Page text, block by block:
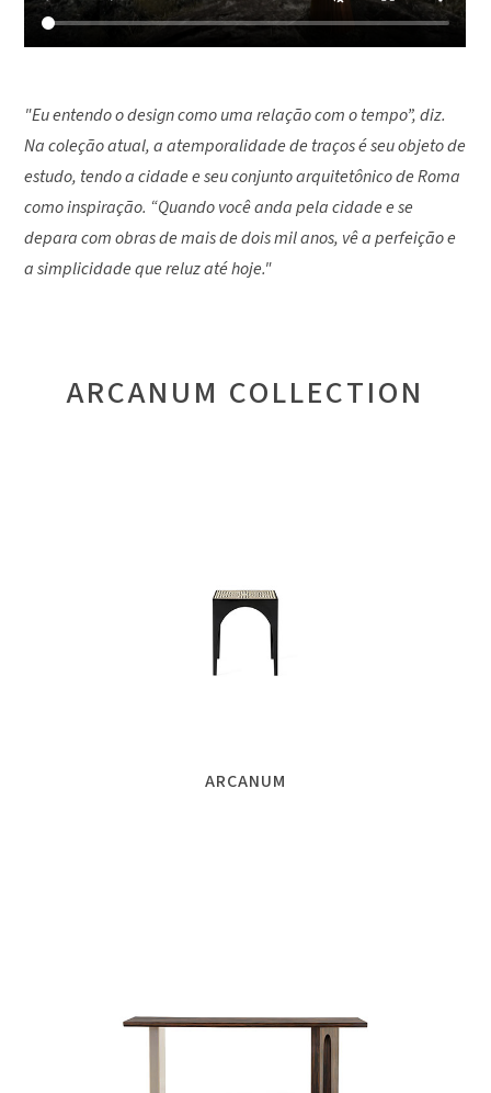
"Eu entendo o design como uma relação com o tempo”, diz.
Na coleção atual, a atemporalidade de traços é seu objeto de
estudo, tendo a cidade e seu conjunto arquitetônico de Roma
como inspiração. “Quando você anda pela cidade e se
depara com obras de mais de dois mil anos, vê a perfeição e
a simplicidade que reluz até hoje."
ARCANUM COLLECTION
ARCANUM